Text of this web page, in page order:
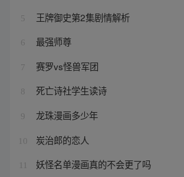
5 王牌御史第2集剧情解析
6 最强师尊
7 赛罗vs怪兽军团
8 死亡诗社学生读诗
9 龙珠漫画多少年
10 炭治郎的恋人
妖怪名单漫画真的不会更了吗